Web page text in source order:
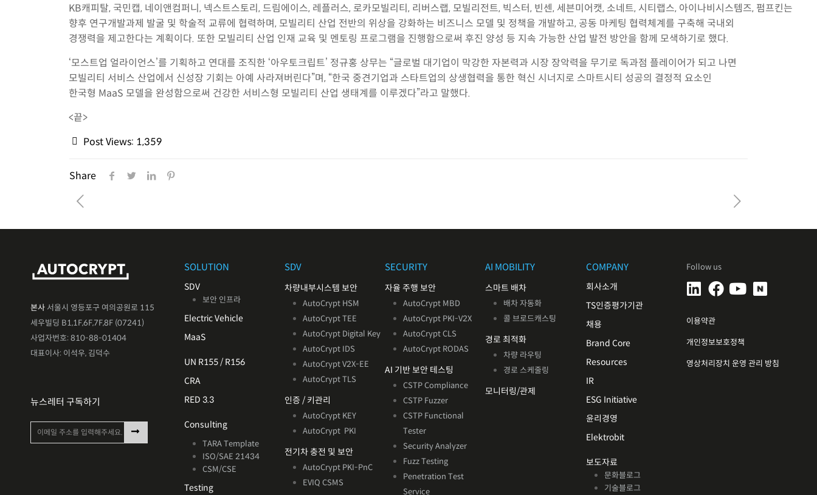
KB캐피탈, 국민캡, 네이앤컴퍼니, 넥스트스토리, 드림에이스, 레플러스, 로카모빌리티, 리버스랩, 모빌리전트, 빅스터, 빈센, 세븐미어캣, 소네트, 시티랩스, 아이나비시스템즈, 펌프킨는
향후 연구개발과제 발굴 및 학술적 교류에 협력하며, 모빌리티 산업 전반의 위상을 강화하는 비즈니스 모델 및 정책을 개발하고, 공동 마케팅 협력체계를 구축해 국내외
경쟁력을 제고한다는 계획이다. 또한 모빌리티 산업 인재 교육 및 멘토링 프로그램을 진행함으로써 후진 양성 등 지속 가능한 산업 발전 방안을 함께 모색하기로 했다.
‘모스트업 얼라이언스’를 기획하고 연대를 조직한 ‘아우토크립트’ 정규홍 상무는 “글로벌 대기업이 막강한 자본력과 시장 장악력을 무기로 독과점 플레이어가 되고 나면
모빌리티 서비스 산업에서 신성장 기회는 아예 사라져버린다”며, “한국 중견기업과 스타트업의 상생협력을 통한 혁신 시너지로 스마트시티 성공의 결정적 요소인
한국형 MaaS 모델을 완성함으로써 건강한 서비스형 모빌리티 산업 생태계를 이루겠다”라고 말했다.
<끝>
Post Views: 1,359
Share
본사 서울시 영등포구 여의공원로 115
세우빌딩 B1,1F,6F,7F,8F (07241)
사업자번호: 810-88-01404
대표이사: 이석우, 김덕수
뉴스레터 구독하기
SOLUTION
SDV
보안 인프라
Electric Vehicle
MaaS
UN R155 / R156
CRA
RED 3.3
Consulting
TARA Template
ISO/SAE 21434
CSM/CSE
Testing
SDV
차량내부시스템 보안
AutoCrypt HSM
AutoCrypt TEE
AutoCrypt Digital Key
AutoCrypt IDS
AutoCrypt V2X-EE
AutoCrypt TLS
인증 / 키관리
AutoCrypt KEY
AutoCrypt PKI
전기차 충전 및 보안
AutoCrypt PKI-PnC
EVIQ CSMS
SECURITY
자율 주행 보안
AutoCrypt MBD
AutoCrypt PKI-V2X
AutoCrypt CLS
AutoCrypt RODAS
AI 기반보안 테스팅
CSTP Compliance
CSTP Fuzzer
CSTP Functional
Tester
Security Analyzer
Fuzz Testing
Penetration Test
Service
AI MOBILITY
스마트 배차
배차 자동화
콜 브로드캐스팅
경로 최적화
차량 라우팅
경로 스케줄링
모니터링/관제
COMPANY
회사소개
TS인증평가기관
채용
Brand Core
Resources
IR
ESG Initiative
윤리경영
Elektrobit
보도자료
문화블로그
기술블로그
Follow us
이용약관
개인정보보호정책
영상처리장치 운영 관리 방침